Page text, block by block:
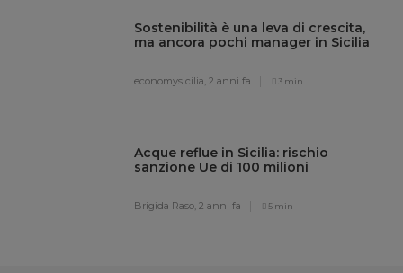
Sostenibilità è una leva di crescita,
ma ancora pochi manager in Sicilia
economysicilia,2 anni fa 3 min
Acque reflue in Sicilia: rischio
sanzione Ue di 100 milioni
Brigida Raso,2 anni fa 5 min